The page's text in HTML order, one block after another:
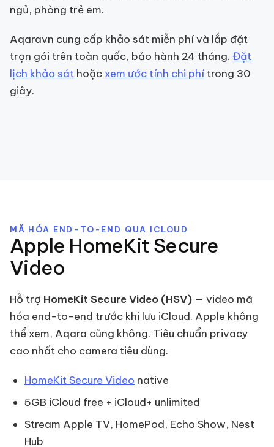
ngủ, phòng trẻ em.
Aqaravn cung cấp khảo sát miễn phí và lắp đặt
trọn gói trên toàn quốc, bảo hành 24 tháng. Đặt
lịch khảo sát hoặc xem ước tính chi phí trong 30
giây.
MÃ HÓA END-TO-END QUA ICLOUD
Apple HomeKit Secure
Video
Hỗ trợ HomeKit Secure Video (HSV) — video mã
hóa end-to-end trước khi lưu iCloud. Apple không
thể xem, Aqara cũng không. Tiêu chuẩn privacy
cao nhất cho camera tiêu dùng.
HomeKit Secure Video native
5GB iCloud free + iCloud+ unlimited
Stream Apple TV, HomePod, Echo Show, Nest
Hub